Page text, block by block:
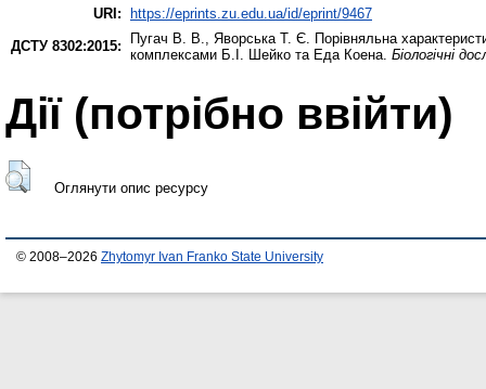
URI: https://eprints.zu.edu.ua/id/eprint/9467
ДСТУ 8302:2015:
Пугач В. В. Яворська Т. Є. Порівняльна
комплексами Б.І. Шейко та Еда Коена. Біологічні
Дії ​​(потрібно ввійти)
Оглянути опис ресурсу
© 2008–2026 Zhytomyr Ivan Franko State University